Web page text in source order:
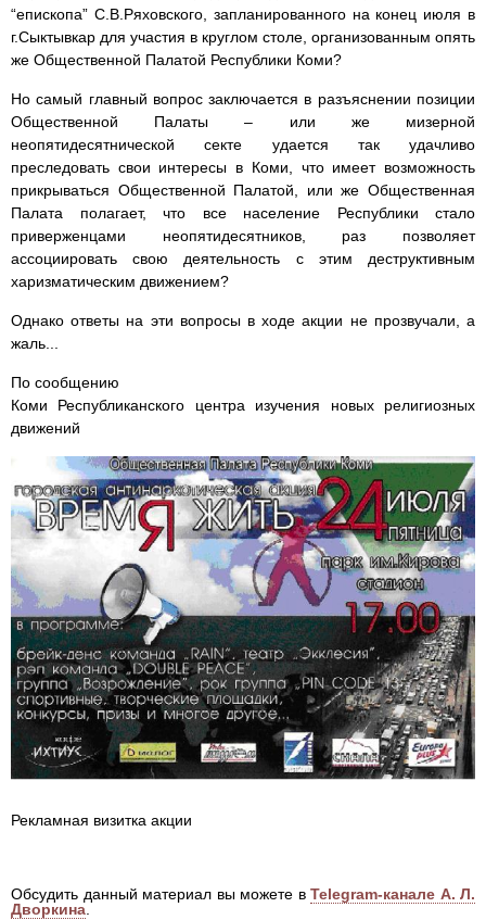
“епископа” С.В.Ряховского, запланированного на конец июля в
г.Сыктывкар для участия в круглом столе, организованным опять
же Общественной Палатой Республики Коми?
Но самый главный вопрос заключается в разъяснении позиции
Общественной Палаты – или же мизерной
неопятидесятнической секте удается так удачливо
преследовать свои интересы в Коми, что имеет возможность
прикрываться Общественной Палатой, или же Общественная
Палата полагает, что все население Республики стало
приверженцами неопятидесятников, раз позволяет
ассоциировать свою деятельность с этим деструктивным
харизматическим движением?
Однако ответы на эти вопросы в ходе акции не прозвучали, а
жаль...
По сообщению
Коми Республиканского центра изучения новых религиозных
движений
Рекламная визитка акции
Обсудить данный материал вы можете в Telegram-канале А. Л.
Дворкина.